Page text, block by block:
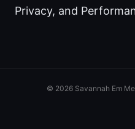
Privacy, and
© 2026 Savannah Em